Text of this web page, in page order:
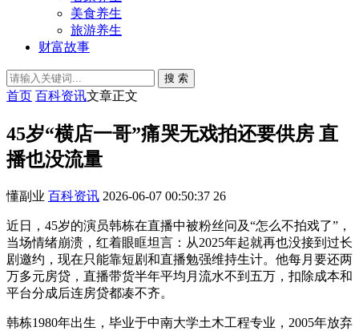
美食养生
旅游养生
财富故事
搜 索
首页 百科资讯文章正文
45岁“横店一哥”痛哭无戏拍还要供房 直
播也没流量
懂副业 百科资讯 2026-06-07 00:50:37 26
近日，45岁的演员韩栋在直播中被粉丝问及“怎么不拍戏了”，
当场情绪崩溃，红着眼眶坦言：从2025年起就再也没接到过长
剧邀约，现在只能靠短剧和直播勉强维持生计。他每月要还两
万多元房贷，直播带货半年平均月流水不到五万，扣除成本和
平台分成后连房贷都凑不齐。
韩栋1980年出生，毕业于中南大学土木工程专业，2005年放弃